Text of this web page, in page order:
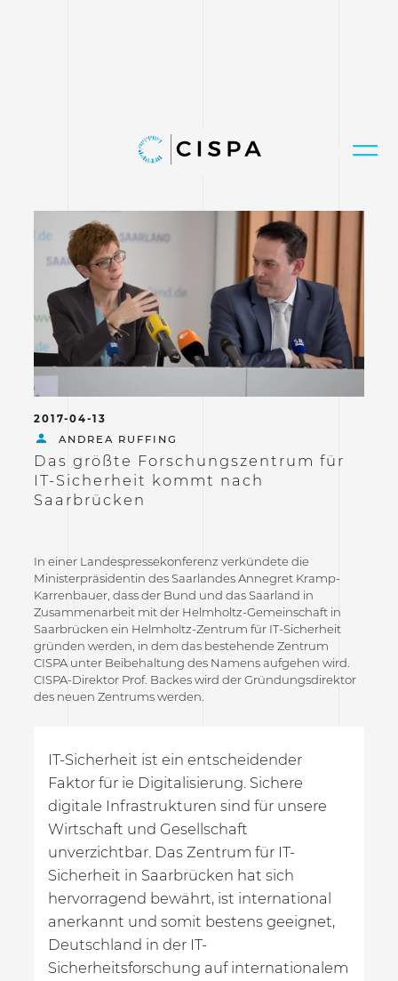
2017-04-13
ANDREA RUFFING
Das größte Forschungszentrum für
IT-Sicherheit kommt nach
Saarbrücken
In einer Landespressekonferenz verkündete die
Ministerpräsidentin des Saarlandes Annegret Kramp-
Karrenbauer, dass der Bund und das Saarland in
Zusammenarbeit mit der Helmholtz-Gemeinschaft in
Saarbrücken ein Helmholtz-Zentrum für IT-Sicherheit
gründen werden, in dem das bestehende Zentrum
CISPA unter Beibehaltung des Namens aufgehen wird.
CISPA-Direktor Prof. Backes wird der Gründungsdirektor
des neuen Zentrums werden.
IT-Sicherheit ist ein entscheidender
Faktor für ie Digitalisierung. Sichere
digitale Infrastrukturen sind für unsere
Wirtschaft und Gesellschaft
unverzichtbar. Das Zentrum für IT-
Sicherheit in Saarbrücken hat sich
hervorragend bewährt, ist international
anerkannt und somit bestens geeignet,
Deutschland in der IT-
Sicherheitsforschung auf internationalem